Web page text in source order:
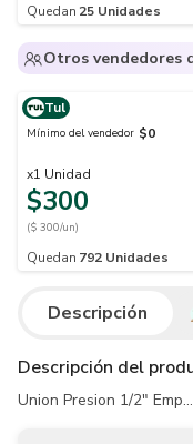
Quedan 25 Unidades
Otros vendedores
Tul
Mínimo del vendedor $0
x1 Unidad
$300
($ 300/un)
Quedan 792 Unidades
Descripción
Descripción del
Union Presion 1/2"